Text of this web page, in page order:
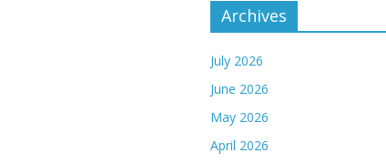
Archives
July 2026
June 2026
May 2026
April 2026